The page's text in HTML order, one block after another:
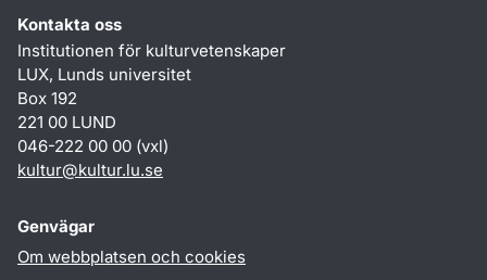
Kontakta oss
Institutionen för kulturvetenskaper
LUX, Lunds universitet
Box 192
221 00 LUND
046-222 00 00 (vxl)
kultur@kultur.lu.se
Genvägar
Om webbplatsen och cookies